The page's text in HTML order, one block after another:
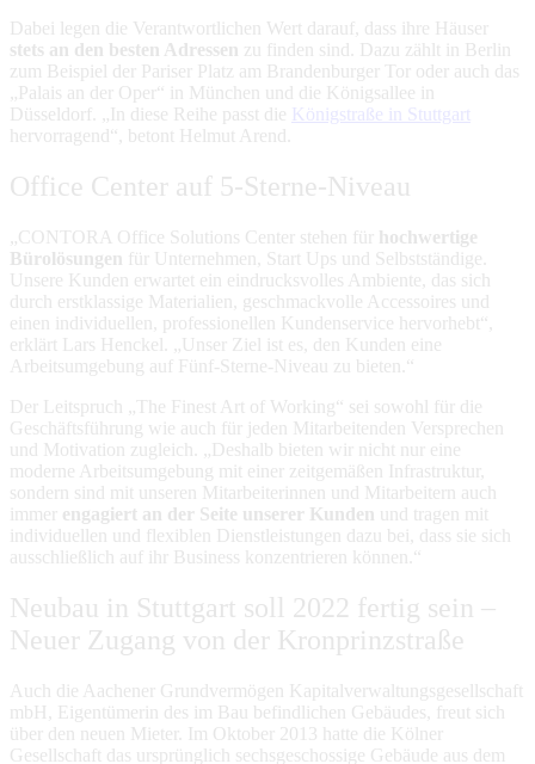
Dabei legen die Verantwortlichen Wert darauf, dass ihre Häuser
stets an den besten Adressen zu finden sind. Dazu zählt in Berlin
zum Beispiel der Pariser Platz am Brandenburger Tor oder auch das
„Palais an der Oper“ in München und die Königsallee in
Düsseldorf. „In diese Reihe passt die Königstraße in Stuttgart
hervorragend“, betont Helmut Arend.
Office Center auf 5-Sterne-Niveau
„CONTORA Office Solutions Center stehen für hochwertige
Bürolösungen für Unternehmen, Start Ups und Selbstständige.
Unsere Kunden erwartet ein eindrucksvolles Ambiente, das sich
durch erstklassige Materialien, geschmackvolle Accessoires und
einen individuellen, professionellen Kundenservice hervorhebt“,
erklärt Lars Henckel. „Unser Ziel ist es, den Kunden eine
Arbeitsumgebung auf Fünf-Sterne-Niveau zu bieten.“
Der Leitspruch „The Finest Art of Working“ sei sowohl für die
Geschäftsführung wie auch für jeden Mitarbeitenden Versprechen
und Motivation zugleich. „Deshalb bieten wir nicht nur eine
moderne Arbeitsumgebung mit einer zeitgemäßen Infrastruktur,
sondern sind mit unseren Mitarbeiterinnen und Mitarbeitern auch
immer engagiert an der Seite unserer Kunden und tragen mit
individuellen und flexiblen Dienstleistungen dazu bei, dass sie sich
ausschließlich auf ihr Business konzentrieren können.“
Neubau in Stuttgart soll 2022 fertig sein –
Neuer Zugang von der Kronprinzstraße
Auch die Aachener Grundvermögen Kapitalverwaltungsgesellschaft
mbH, Eigentümerin des im Bau befindlichen Gebäudes, freut sich
über den neuen Mieter. Im Oktober 2013 hatte die Kölner
Gesellschaft das ursprünglich sechsgeschossige Gebäude aus dem